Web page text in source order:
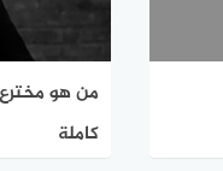
من هو
كاملة